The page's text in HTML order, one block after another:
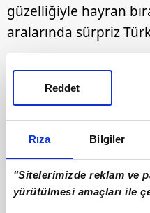
Rıza Bilgiler
"Sitelerimizde reklam ve
yürütülmesi amaçları ile
Reddet
güzelliğiyle hayran
aralarında sürpriz